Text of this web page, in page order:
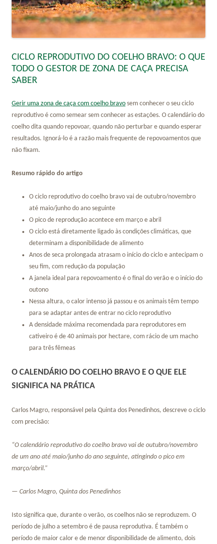
CICLO REPRODUTIVO DO COELHO BRAVO: O QUE
TODO O GESTOR DE ZONA DE CAÇA PRECISA
SABER
Gerir uma zona de caça com coelho bravo sem conhecer o seu ciclo
reprodutivo é como semear sem conhecer as estações. O calendário do
coelho dita quando repovoar, quando não perturbar e quando esperar
resultados. Ignorá-lo é a razão mais frequente de repovoamentos que
não fixam.
Resumo rápido do artigo
O ciclo reprodutivo do coelho bravo vai de outubro/novembro
até maio/junho do ano seguinte
O pico de reprodução acontece em março e abril
O ciclo está diretamente ligado às condições climáticas, que
determinam a disponibilidade de alimento
Anos de seca prolongada atrasam o início do ciclo e antecipam o
seu fim, com redução da população
A janela ideal para repovoamento é o final do verão e o início do
outono
Nessa altura, o calor intenso já passou e os animais têm tempo
para se adaptar antes de entrar no ciclo reprodutivo
A densidade máxima recomendada para reprodutores em
cativeiro é de 40 animais por hectare, com rácio de um macho
para três fêmeas
O CALENDÁRIO DO COELHO BRAVO E O QUE ELE
SIGNIFICA NA PRÁTICA
Carlos Magro, responsável pela Quinta dos Penedinhos, descreve o ciclo
com precisão:
“O calendário reprodutivo do coelho bravo vai de outubro/novembro
de um ano até maio/junho do ano seguinte, atingindo o pico em
março/abril.”
— Carlos Magro, Quinta dos Penedinhos
Isto significa que, durante o verão, os coelhos não se reproduzem. O
período de julho a setembro é de pausa reprodutiva. É também o
período de maior calor e de menor disponibilidade de alimento, dois